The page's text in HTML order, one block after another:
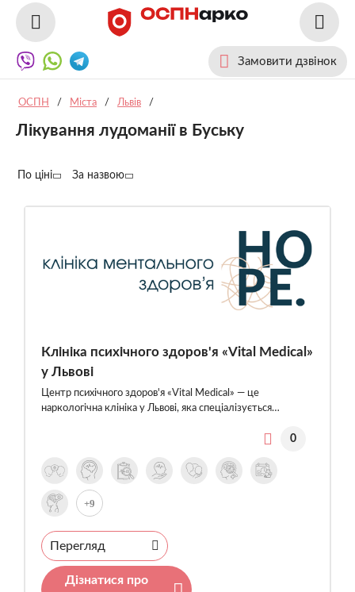
Замовити дзвінок
ОСПН / Міста / Львів /
Лікування лудоманії в Буську
По ціні За назвою
Клініка психічного здоров'я «Vital Medical»
у Львові
Центр психічного здоров'я «Vital Medical» — це
наркологічна клініка у Львові, яка спеціалізується…
0
+9
Перегляд
Дізнатися про